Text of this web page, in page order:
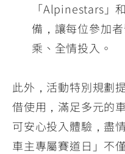
「Alpinestars」
備，讓每位參加
乘、全情投入。
此外，活動特別規劃
借使用，滿足多元的
可安心投入體驗，盡
車主專屬賽道日」不